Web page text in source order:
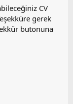
CV
gerek
butonuna